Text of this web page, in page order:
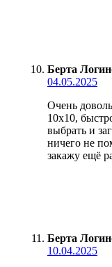
Берта
04.05.2025
Очень
10х10,
выбрать и
ничего не
закажу ещё
Берта
10.04.2025